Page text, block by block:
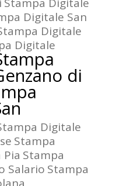
Digitale San
Digitale
Digitale
di
Digitale
Stampa
Stampa
Salario Stampa